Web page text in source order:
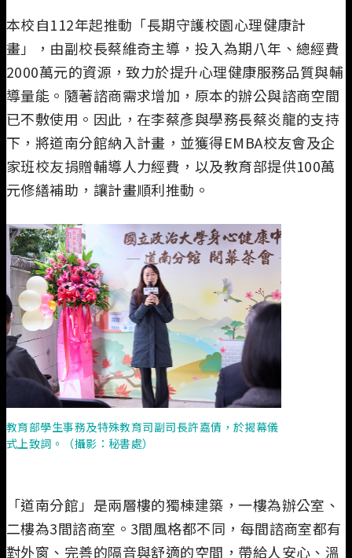
本校自112年起推動「長期守護校園心理健康計
畫」，由副校長蔡維奇主導，投入為期八年、總經費
2000萬元的資源，致力於提升心理健康服務品質與輔
導量能。隨著諮商需求增加，原本的辦公與諮商空間
已不敷使用。因此，在李蔡彥與學務長蔡炎龍的支持
下，將道南分館納入計畫，並獲得EMBA校友會及企
家班校友捐贈輔導人力經費，以及教育部提供100萬
元修繕補助，讓計畫順利推動。
教育部學生事務及特殊教育司副司長許嘉倩，於揭幕儀
式上致詞。（攝影：秘書處）
「道南分館」是兩層樓的獨棟建築，一樓為辦公室、
二樓為3間諮商室。3間風格都不同，每間諮商室都有
對外窗、完善的隔音與舒適的空間，帶給人安心、溫